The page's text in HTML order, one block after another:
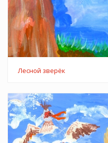
Лесной зверёк